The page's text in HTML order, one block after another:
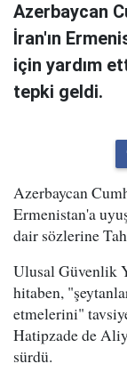
Azerbaycan
İran'ın
için yardım
tepki geldi.
Azerbaycan
Ermenistan'a
dair sözlerine
Ulusal Güvenlik
hitaben,
etmelerini"
Hatipzade de
sürdü.